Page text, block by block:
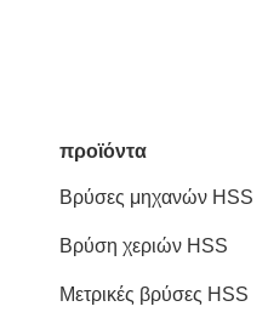
προϊόντα
Βρύσες μηχανών HSS
Βρύση χεριών HSS
Μετρικές βρύσες HSS